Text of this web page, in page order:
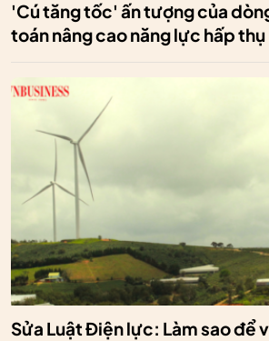
'Cú tăng tốc' ấn tượng của
toán nâng cao năng lực hấp thụ
Sửa Luật Điện lực: Làm sao để